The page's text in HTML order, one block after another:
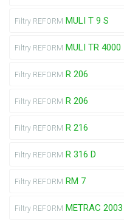
Filtry REFORM MULI T 9 S
Filtry REFORM MULI TR 4000
Filtry REFORM R 206
Filtry REFORM R 206
Filtry REFORM R 216
Filtry REFORM R 316 D
Filtry REFORM RM 7
Filtry REFORM METRAC 2003